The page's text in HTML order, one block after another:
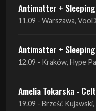
Antimatter +
11.09 - Warszawa,
Antimatter +
12.09 - Kraków, Hype
Amelia Tokarska -
19.09 - Brześć Kujawski,